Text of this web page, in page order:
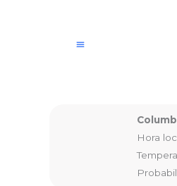
Hora